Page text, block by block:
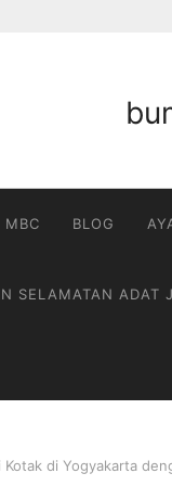
MBC BLOG
SELAMATAN ADAT
di Yogyakarta